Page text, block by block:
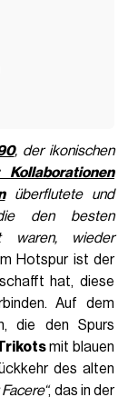
, der ikonischen
Kollaborationen
überflutete und
den besten
waren, wieder
Hotspur ist der
hat, diese
Auf dem
die den Spurs
mit blauen
des alten
, das in der